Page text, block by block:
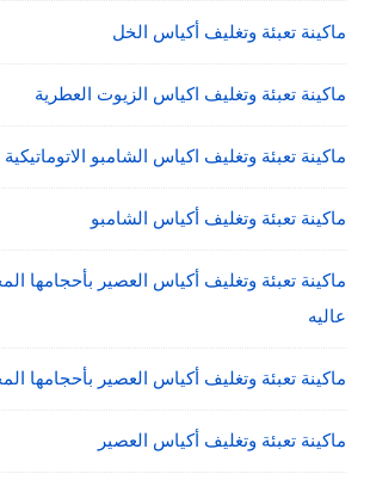
ماكينة تعبئة وتغليف أكياس الخل
ماكينة تعبئة وتغليف اكياس الزيوت العطرية
ماكينة تعبئة وتغليف اكياس الشامبو الاتوماتيكية
ماكينة تعبئة وتغليف أكياس الشامبو
ماكينة تعبئة وتغليف أكياس العصير بأحجامها
عاليه
ماكينة تعبئة وتغليف أكياس العصير بأحجامها
ماكينة تعبئة وتغليف أكياس العصير